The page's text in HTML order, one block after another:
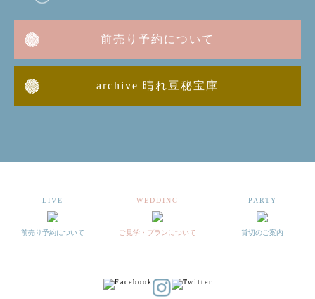
前売り予約について
archive 晴れ豆秘宝庫
LIVE
前売り予約について
WEDDING
ご見学・プランについて
PARTY
貸切のご案内